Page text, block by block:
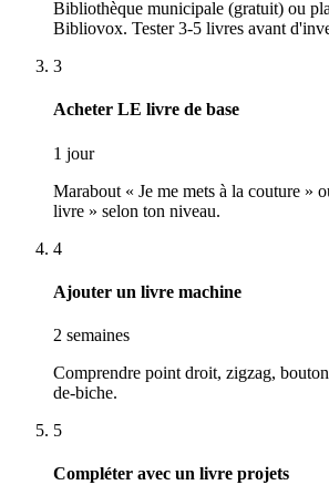
Bibliothèque municipale (gratuit) ou
Bibliovox. Tester 3-5 livres avant
3
Acheter LE livre de base
1 jour
Marabout « Je me mets à la couture »
livre » selon ton niveau.
4
Ajouter un livre machine
2 semaines
Comprendre point droit, zigzag,
de-biche.
5
Compléter avec un livre projets